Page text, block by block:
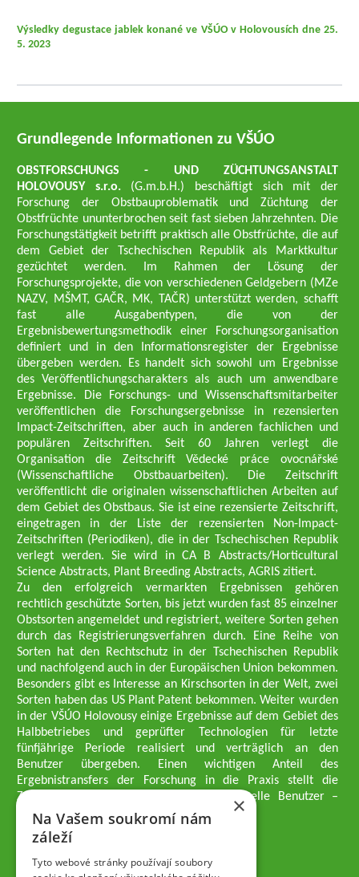
Výsledky degustace jablek konané ve VŠÚO v Holovousích dne 25.
5. 2023
Grundlegende Informationen zu VŠÚO
OBSTFORSCHUNGS - UND ZÜCHTUNGSANSTALT
HOLOVOUSY s.r.o. (G.m.b.H.) beschäftigt sich mit der
Forschung der Obstbauproblematik und Züchtung der
Obstfrüchte ununterbrochen seit fast sieben Jahrzehnten. Die
Forschungstätigkeit betrifft praktisch alle Obstfrüchte, die auf
dem Gebiet der Tschechischen Republik als Marktkultur
gezüchtet werden. Im Rahmen der Lösung der
Forschungsprojekte, die von verschiedenen Geldgebern (MZe
NAZV, MŠMT, GAČR, MK, TAČR) unterstützt werden, schafft
fast alle Ausgabentypen, die von der
Ergebnisbewertungsmethodik einer Forschungsorganisation
definiert und in den Informationsregister der Ergebnisse
übergeben werden. Es handelt sich sowohl um Ergebnisse
des Veröffentlichungscharakters als auch um anwendbare
Ergebnisse. Die Forschungs- und Wissenschaftsmitarbeiter
veröffentlichen die Forschungsergebnisse in rezensierten
Impact-Zeitschriften, aber auch in anderen fachlichen und
populären Zeitschriften. Seit 60 Jahren verlegt die
Organisation die Zeitschrift Vědecké práce ovocnářské
(Wissenschaftliche Obstbauarbeiten). Die Zeitschrift
veröffentlicht die originalen wissenschaftlichen Arbeiten auf
dem Gebiet des Obstbaus. Sie ist eine rezensierte Zeitschrift,
eingetragen in der Liste der rezensierten Non-Impact-
Zeitschriften (Periodiken), die in der Tschechischen Republik
verlegt werden. Sie wird in CA B Abstracts/Horticultural
Science Abstracts, Plant Breeding Abstracts, AGRIS zitiert.
Zu den erfolgreich vermarkten Ergebnissen gehören
rechtlich geschützte Sorten, bis jetzt wurden fast 85 einzelner
Obstsorten angemeldet und registriert, weitere Sorten gehen
durch das Registrierungsverfahren durch. Eine Reihe von
Sorten hat den Rechtschutz in der Tschechischen Republik
und nachfolgend auch in der Europäischen Union bekommen.
Besonders gibt es Interesse an Kirschsorten in der Welt, zwei
Sorten haben das US Plant Patent bekommen. Weiter wurden
in der VŠÚO Holovousy einige Ergebnisse auf dem Gebiet des
Halbbetriebes und geprüfter Technologien für letzte
fünfjährige Periode realisiert und verträglich an den
Benutzer übergeben. Einen wichtigen Anteil des
Ergebnistransfers der Forschung in die Praxis stellt die
Züchtungsmethodik dar, die an professionelle Benutzer –
professionelle Obstzüchter übergeben wird.
Geschäftsführer der Gesellschaft
Dipl.-Ing. Tomáš Zmeškal
Dipl.-Ing. Jaroslav Vácha
×
Na Vašem soukromí nám
záleží
Tyto webové stránky používají soubory